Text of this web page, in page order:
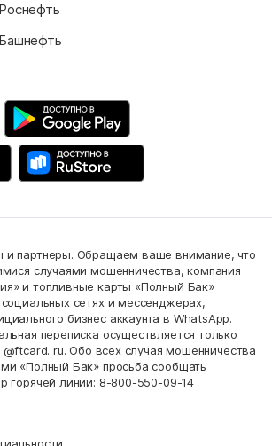
и партнеры. Обращаем ваше внимание, что
случаями мошенничества, компания
и топливные карты «Полный Бак»
сетях и мессенджерах,
бизнес аккаунта в WhatsApp.
переписка осуществляется только
ru. Обо всех случая мошенничества
«Полный Бак» просьба сообщать
горячей линии: 8-800-550-09-14